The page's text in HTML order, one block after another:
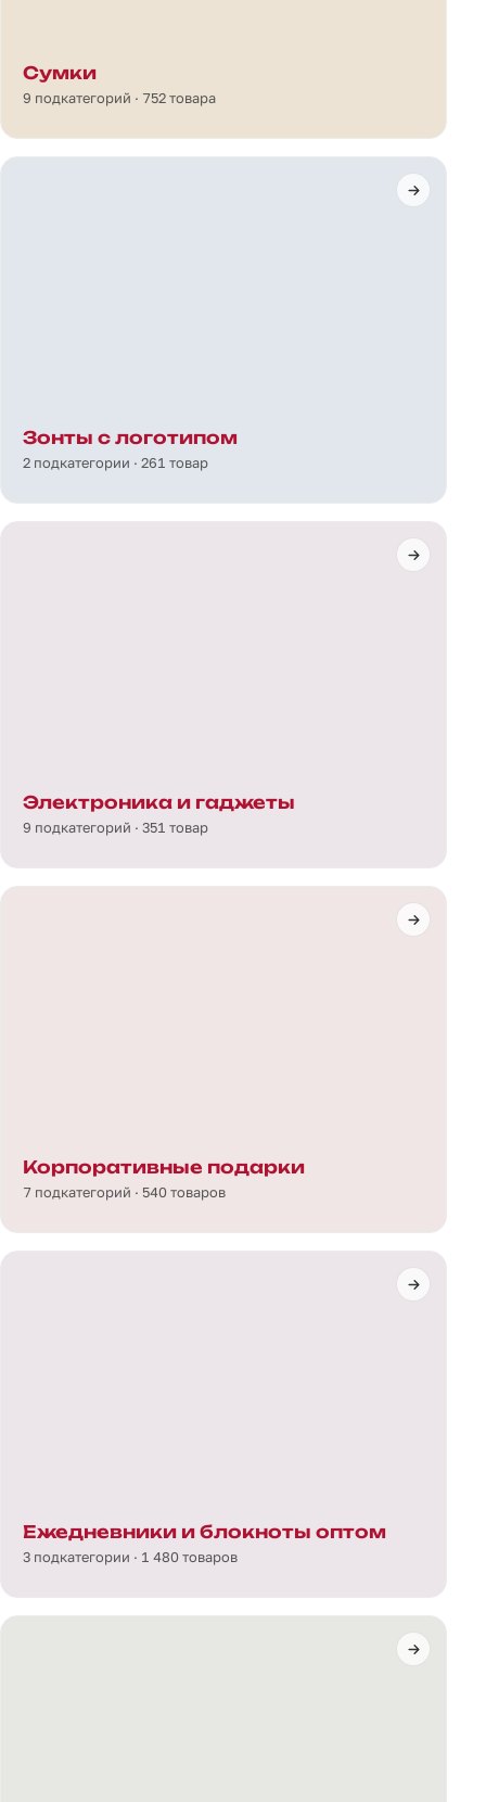
Сумки
9 подкатегорий · 752 товара
Зонты с логотипом
2 подкатегории · 261 товар
Электроника и гаджеты
9 подкатегорий · 351 товар
Корпоративные подарки
7 подкатегорий · 540 товаров
Ежедневники и блокноты оптом
3 подкатегории · 1 480 товаров